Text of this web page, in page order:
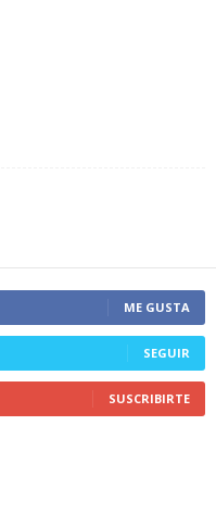
ME GUSTA
SEGUIR
SUSCRIBIRTE